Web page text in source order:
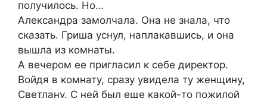
получилось. Но…
Александра замолчала. Она не знала, что
сказать. Гриша уснул, наплакавшись, и она
вышла из комнаты.
А вечером ее пригласил к себе директор.
Войдя в комнату, сразу увидела ту женщину,
Светлану. С ней был еще какой-то пожилой